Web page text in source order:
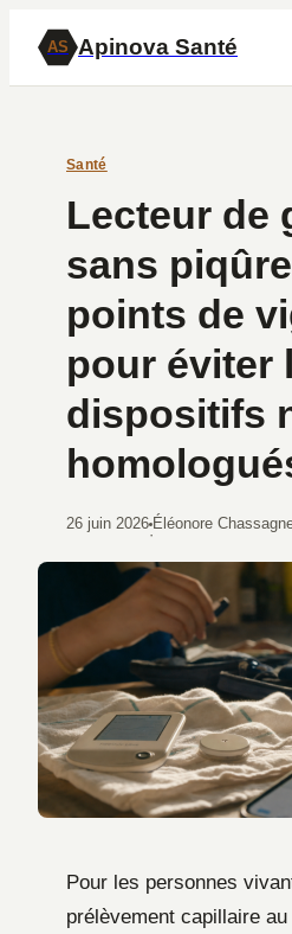
AS Apinova Santé
Santé
Lecteur de
sans
points de
pour éviter
dispositifs
26 juin 2026
·
Éléonore
Pour les personnes
prélèvement capillaire